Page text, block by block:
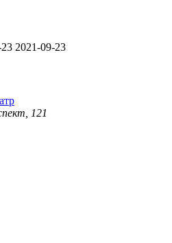
2021-09-23
121